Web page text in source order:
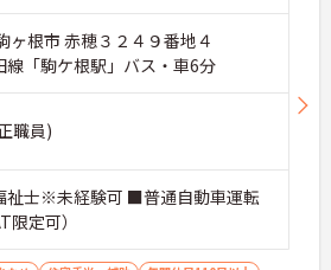
ヶ根市 赤穂３２４９番地４
線「駒ケ根駅」バス・車6分
職員)
士※未経験可 ■普通自動車運転
限定可）